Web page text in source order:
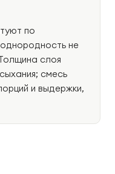
по
не
слоя
смесь
и выдержки,